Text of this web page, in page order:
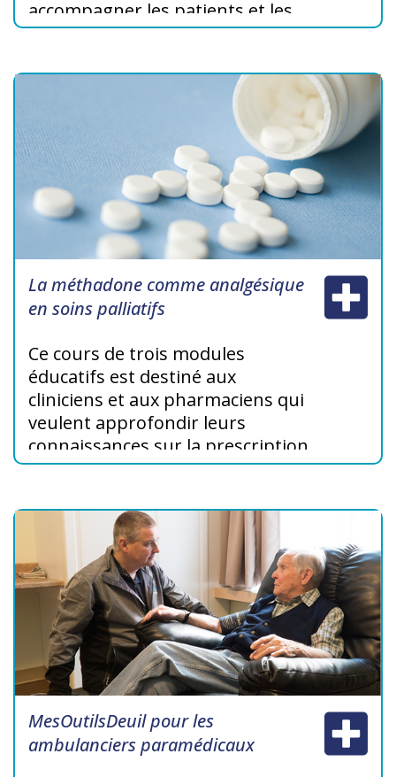
accompagner les patients et les
familles en détresse de manière
La méthadone comme analgésique
en soins palliatifs
Ce cours de trois modules
éducatifs est destiné aux
cliniciens et aux pharmaciens qui
veulent approfondir leurs
connaissances sur la prescription
de méthadone pour le traitement
soins palliatifs.
MesOutilsDeuil pour les
ambulanciers paramédicaux